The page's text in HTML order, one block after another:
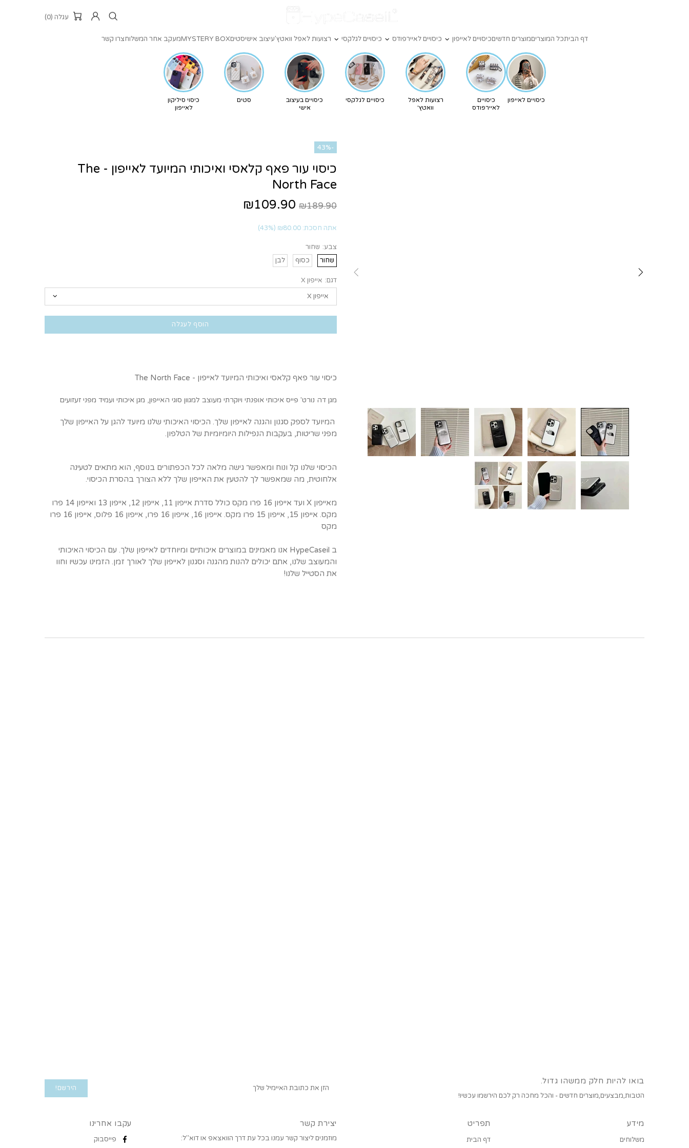
עגלה (0)
דף הביתכל המוצריםמוצרים חדשיםכיסויים לאייפון כיסויים לאיירפודס כיסויים לגלקסי רצועות לאפל וואטץ'עיצוב אישיסטיםMYSTERY BOXמעקב אחר המשלוחצרו קשר
כיסויים לאייפון
כיסויים
לאיירפודס
רצועות לאפל
וואטץ'
כיסויים לגלקסי
כיסויים בעיצוב
אישי
סטים
כיסוי סיליקון
לאייפון
-43%
כיסוי עור פאף קלאסי ואיכותי המיועד לאייפון - The
North Face
₪189.90
₪109.90
אתה חסכת: ₪80.00
(43%)
צבע: שחור
שחור
כסוף לבן
דגם: אייפון X
הוסף לעגלה
כיסוי עור פאף קלאסי ואיכותי המיועד לאייפון - The North Face
מגן דה נורט' פייס איכותי אופנתי ויוקרתי מעוצב למגוון סוגי האייפון, מגן איכותי ועמיד מפני זעזועים
המיועד לספק סגנון והגנה לאייפון שלך. הכיסוי האיכותי שלנו מיועד להגן על האייפון שלך
מפני שריטות, בעקבות הנפילות היומיומיות של הטלפון.
הכיסוי שלנו קל ונוח ומאפשר גישה מלאה לכל הכפתורים בנוסף, הוא מתאים לטעינה
אלחוטית, מה שמאפשר לך להטעין את האייפון שלך ללא הצורך בהסרת הכיסוי.
מאייפון X ועד אייפון 16 פרו מקס כולל סדרת אייפון 11, אייפון 12, אייפון 13 ואייפון 14 פרו
מקס. אייפון 15, אייפון 15 פרו מקס. אייפון 16, אייפון 16 פרו, אייפון 16 פלוס, אייפון 16 פרו
מקס
ב HypeCaseil אנו מאמינים במוצרים איכותיים ומיוחדים לאייפון שלך. עם הכיסוי האיכותי
והמעוצב שלנו, אתם יכולים להנות מהגנה וסגנון לאייפון שלך לאורך זמן. הזמינו עכשיו וחוו
את הסטייל שלנו!
בואו להיות חלק ממשהו גדול.
הטבות,מבצעים,מוצרים חדשים - והכל מחכה רק לכם הירשמו עכשיו!
מידע
משלוחים
תפריט
דף הבית
יצירת קשר
מוזמנים ליצור קשר עמנו בכל עת דרך הוואצאפ או דוא"ל:
עקבו אחרינו
פייסבוק